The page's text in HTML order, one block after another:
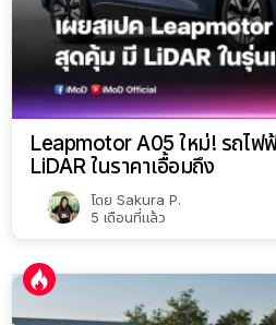
Leapmotor A05 ใหม่! รถไฟ
LiDAR ในราคาเอื้อมถึง
โดย Sakura P.
5 เดือนที่แล้ว